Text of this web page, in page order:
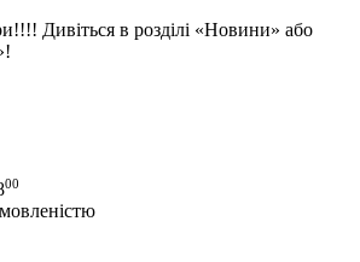
Дивіться в розділі «Новини» або
00